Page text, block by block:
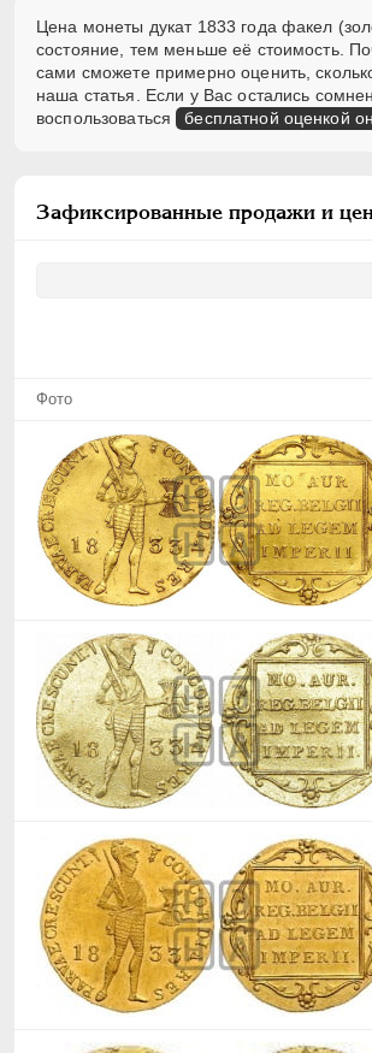
Цена монеты дукат 1833 года факел
состояние, тем меньше её стоимость.
сами сможете примерно оценить,
наша статья. Если у Вас остались
воспользоваться бесплатной оценкой
Зафиксированные продажи и
Фото